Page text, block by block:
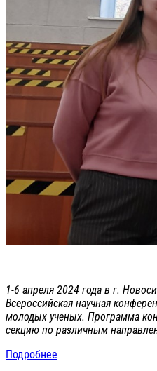
1-6 апреля 2024 года в г.
Всероссийская научная
молодых ученых. Программа
секцию по различным
Подробнее